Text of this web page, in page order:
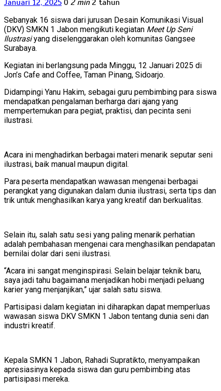
Januari 12, 2025 0 2 min 2 tahun
Sebanyak 16 siswa dari jurusan Desain Komunikasi Visual
(DKV) SMKN 1 Jabon mengikuti kegiatan Meet Up Seni
Ilustrasiyang diselenggarakan oleh komunitas Gangsee
Surabaya.
Kegiatan ini berlangsung pada Minggu, 12 Januari 2025 di
Jon’s Cafe and Coffee, Taman Pinang, Sidoarjo.
Didampingi Yanu Hakim, sebagai guru pembimbing para siswa
mendapatkan pengalaman berharga dari ajang yang
mempertemukan para pegiat, praktisi, dan pecinta seni
ilustrasi.
Acara ini menghadirkan berbagai materi menarik seputar seni
ilustrasi, baik manual maupun digital.
Para peserta mendapatkan wawasan mengenai berbagai
perangkat yang digunakan dalam dunia ilustrasi, serta tips dan
trik untuk menghasilkan karya yang kreatif dan berkualitas.
Selain itu, salah satu sesi yang paling menarik perhatian
adalah pembahasan mengenai cara menghasilkan pendapatan
bernilai dolar dari seni ilustrasi.
“Acara ini sangat menginspirasi. Selain belajar teknik baru,
saya jadi tahu bagaimana menjadikan hobi menjadi peluang
karier yang menjanjikan,” ujar salah satu siswa.
Partisipasi dalam kegiatan ini diharapkan dapat memperluas
wawasan siswa DKV SMKN 1 Jabon tentang dunia seni dan
industri kreatif.
Kepala SMKN 1 Jabon, Rahadi Supratikto, menyampaikan
apresiasinya kepada siswa dan guru pembimbing atas
partisipasi mereka.